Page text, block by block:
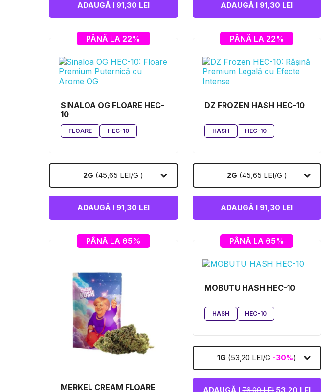
ADAUGĂ I 91,30 LEI ADAUGĂ I 91,30 LEI
PÂNĂ LA 22%
SINALOA OG FLOARE HEC-
10
FLOARE HEC-10
2G (45,65 LEI/G )
ADAUGĂ I 91,30 LEI
PÂNĂ LA 22%
DZ FROZEN HASH HEC-10
HASH HEC-10
2G (45,65 LEI/G )
ADAUGĂ I 91,30 LEI
PÂNĂ LA 65%
MERKEL CREAM FLOARE
PÂNĂ LA 65%
MOBUTU HASH HEC-10
HASH HEC-10
1G (53,20 LEI/G -30%)
ADAUGĂ I76,00 LEI53,20 LEI